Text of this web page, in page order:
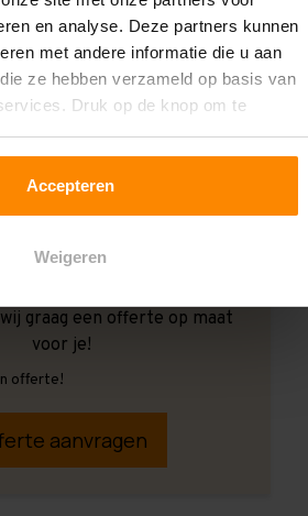
en analyse. Deze partners kunnen
met andere informatie die u aan
ze hebben verzameld op basis van
Druk op de knop om te
Accepteren
Weigeren
graag een offerte op maat
voor je!
offerte!
aanvragen